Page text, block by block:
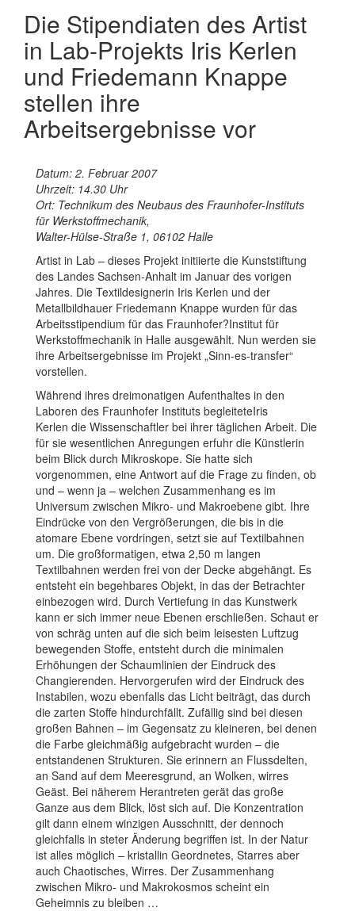
Die Stipendiaten des Artist
in Lab-Projekts Iris Kerlen
und Friedemann Knappe
stellen ihre
Arbeitsergebnisse vor
Datum: 2. Februar 2007
Uhrzeit: 14.30 Uhr
Ort: Technikum des Neubaus des Fraunhofer-Instituts
für Werkstoffmechanik,
Walter-Hülse-Straße 1, 06102 Halle
Artist in Lab – dieses Projekt initiierte die Kunststiftung
des Landes Sachsen-Anhalt im Januar des vorigen
Jahres. Die Textildesignerin Iris Kerlen und der
Metallbildhauer Friedemann Knappe wurden für das
Arbeitsstipendium für das Fraunhofer?Institut für
Werkstoffmechanik in Halle ausgewählt. Nun werden sie
ihre Arbeitsergebnisse im Projekt „Sinn-es-transfer“
vorstellen.
Während ihres dreimonatigen Aufenthaltes in den
Laboren des Fraunhofer Instituts begleiteteIris
Kerlen die Wissenschaftler bei ihrer täglichen Arbeit. Die
für sie wesentlichen Anregungen erfuhr die Künstlerin
beim Blick durch Mikroskope. Sie hatte sich
vorgenommen, eine Antwort auf die Frage zu finden, ob
und – wenn ja – welchen Zusammenhang es im
Universum zwischen Mikro- und Makroebene gibt. Ihre
Eindrücke von den Vergrößerungen, die bis in die
atomare Ebene vordringen, setzt sie auf Textilbahnen
um. Die großformatigen, etwa 2,50 m langen
Textilbahnen werden frei von der Decke abgehängt. Es
entsteht ein begehbares Objekt, in das der Betrachter
einbezogen wird. Durch Vertiefung in das Kunstwerk
kann er sich immer neue Ebenen erschließen. Schaut er
von schräg unten auf die sich beim leisesten Luftzug
bewegenden Stoffe, entsteht durch die minimalen
Erhöhungen der Schaumlinien der Eindruck des
Changierenden. Hervorgerufen wird der Eindruck des
Instabilen, wozu ebenfalls das Licht beiträgt, das durch
die zarten Stoffe hindurchfällt. Zufällig sind bei diesen
großen Bahnen – im Gegensatz zu kleineren, bei denen
die Farbe gleichmäßig aufgebracht wurden – die
entstandenen Strukturen. Sie erinnern an Flussdelten,
an Sand auf dem Meeresgrund, an Wolken, wirres
Geäst. Bei näherem Herantreten gerät das große
Ganze aus dem Blick, löst sich auf. Die Konzentration
gilt dann einem winzigen Ausschnitt, der dennoch
gleichfalls in steter Änderung begriffen ist. In der Natur
ist alles möglich – kristallin Geordnetes, Starres aber
auch Chaotisches, Wirres. Der Zusammenhang
zwischen Mikro- und Makrokosmos scheint ein
Geheimnis zu bleiben …